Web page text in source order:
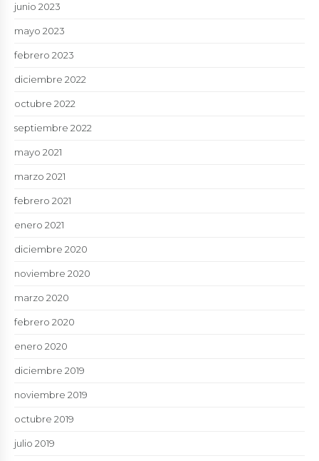
junio 2023
mayo 2023
febrero 2023
diciembre 2022
octubre 2022
septiembre 2022
mayo 2021
marzo 2021
febrero 2021
enero 2021
diciembre 2020
noviembre 2020
marzo 2020
febrero 2020
enero 2020
diciembre 2019
noviembre 2019
octubre 2019
julio 2019